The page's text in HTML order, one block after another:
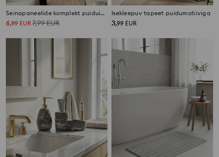
Seinapaneelide komplekt puiduimitatsiooniga 4 pack
6,99 EUR 7,99EUR
Isekleepuv tapeet puidumotiiviga
3,99 EUR